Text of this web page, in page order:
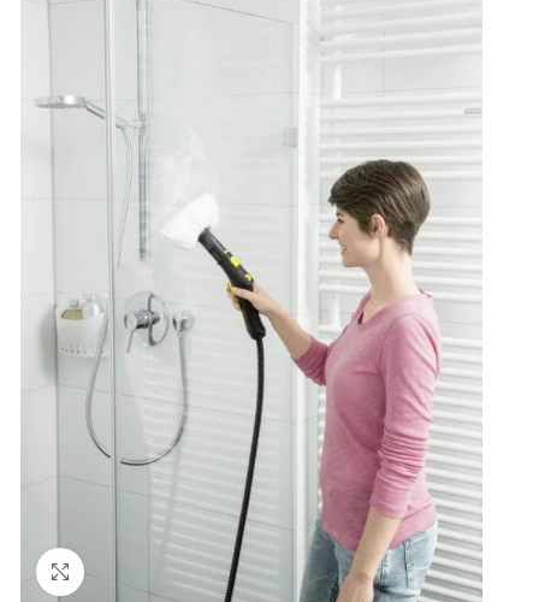
Нажмите, чтобы увеличить изображение